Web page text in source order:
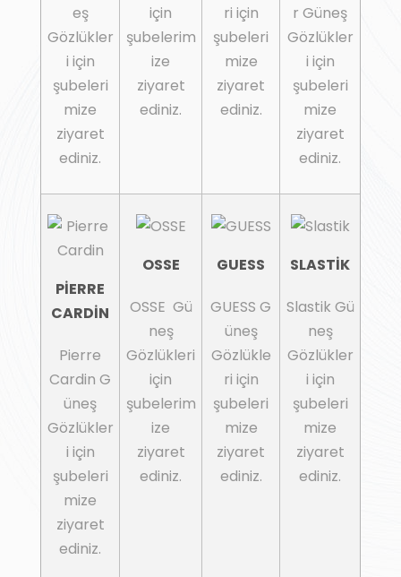
eş
Gözlükler
i için
şubeleri
mize
ziyaret
ediniz.
için
şubelerim
ize
ziyaret
ediniz.
ri için
şubeleri
mize
ziyaret
ediniz.
r Güneş
Gözlükler
i için
şubeleri
mize
ziyaret
ediniz.
PİERRE
CARDİN
Pierre
Cardin G
üneş
Gözlükler
i için
şubeleri
mize
ziyaret
ediniz.
OSSE
OSSE Gü
neş
Gözlükleri
için
şubelerim
ize
ziyaret
ediniz.
GUESS
GUESS G
üneş
Gözlükle
ri için
şubeleri
mize
ziyaret
ediniz.
SLASTİK
Slastik Gü
neş
Gözlükler
i için
şubeleri
mize
ziyaret
ediniz.